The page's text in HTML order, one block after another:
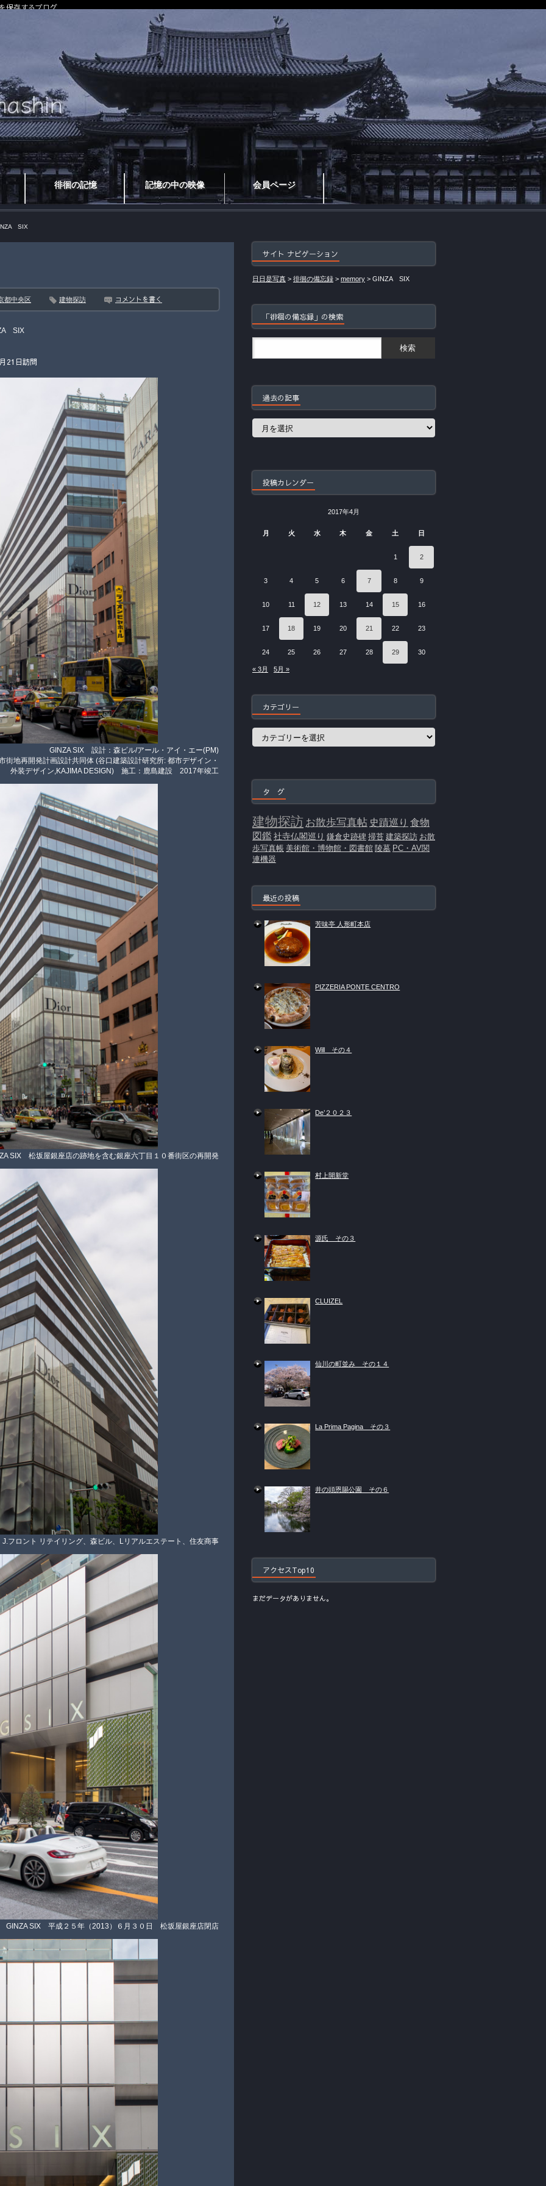
徘徊の記憶 記憶の中の映像 会員ページ
保存するブログ
SIX
都中央区 建物探訪 コメントを書く
SIX
21日訪問
GINZA SIX 設計：森ビル/アール・アイ・エー(PM)
街地再開発計画設計共同体 (谷口建築設計研究所: 都市デザイン・
外装デザイン,KAJIMA DESIGN) 施工：鹿島建設 2017年竣工
SIX 松坂屋銀座店の跡地を含む銀座六丁目１０番街区の再開発
フロント リテイリング、森ビル、Lリアルエステート、住友商事
GINZA SIX 平成２５年（2013）６月３０日 松坂屋銀座店閉店
サイト ナビゲーション
日日是写真 > 徘徊の備忘録 > memory > GINZA SIX
「徘徊の備忘録」の検索
過去の記事
過
投稿カレンダー
2017年4月
月 火 水 木 金 土 日
1 2
3 4 5 6 7 8 9
10 11 12 13 14 15 16
17 18 19 20 21 22 23
24 25 26 27 28 29 30
« 3月 5月 »
カテゴリー
カ
タ グ
建物探訪 お散歩写真帖 史蹟巡り 食物
図鑑社寺仏閣巡り 鎌倉史跡碑 掃苔 建築探訪 お散
歩写真帳 美術館・博物館・図書館 陵墓 PC・AV関
連機器
最近の投稿
芳味亭 人形町本店
PIZZERIA PONTE CENTRO
Will その４
De’２０２３
村上開新堂
源氏 その３
CLUIZEL
仙川の町並み その１４
La Prima Pagina その３
井の頭恩賜公園 その６
アクセスTop10
まだデータがありません。